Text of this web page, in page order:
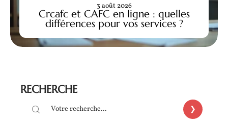
Crcafc et CAFC en ligne : quelles
différences pour vos services ?
3 août 2026
RECHERCHE